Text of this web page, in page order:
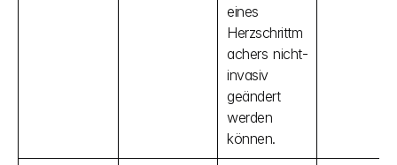
eines
Herzschrittm
achers nicht-
invasiv
geändert
werden
können.